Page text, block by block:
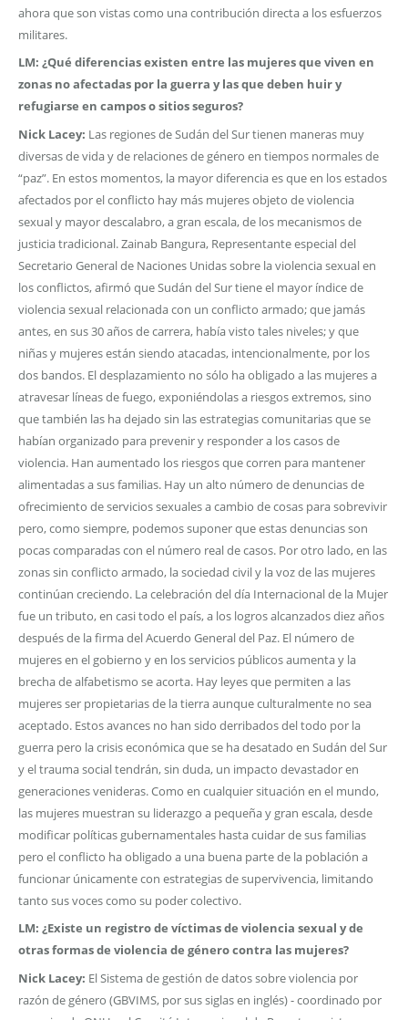
ahora que son vistas como una contribución directa a los esfuerzos
militares.
LM: ¿Qué diferencias existen entre las mujeres que viven en
zonas no afectadas por la guerra y las que deben huir y
refugiarse en campos o sitios seguros?
Nick Lacey: Las regiones de Sudán del Sur tienen maneras muy
diversas de vida y de relaciones de género en tiempos normales de
“paz”. En estos momentos, la mayor diferencia es que en los estados
afectados por el conflicto hay más mujeres objeto de violencia
sexual y mayor descalabro, a gran escala, de los mecanismos de
justicia tradicional. Zainab Bangura, Representante especial del
Secretario General de Naciones Unidas sobre la violencia sexual en
los conflictos, afirmó que Sudán del Sur tiene el mayor índice de
violencia sexual relacionada con un conflicto armado; que jamás
antes, en sus 30 años de carrera, había visto tales niveles; y que
niñas y mujeres están siendo atacadas, intencionalmente, por los
dos bandos. El desplazamiento no sólo ha obligado a las mujeres a
atravesar líneas de fuego, exponiéndolas a riesgos extremos, sino
que también las ha dejado sin las estrategias comunitarias que se
habían organizado para prevenir y responder a los casos de
violencia. Han aumentado los riesgos que corren para mantener
alimentadas a sus familias. Hay un alto número de denuncias de
ofrecimiento de servicios sexuales a cambio de cosas para sobrevivir
pero, como siempre, podemos suponer que estas denuncias son
pocas comparadas con el número real de casos. Por otro lado, en las
zonas sin conflicto armado, la sociedad civil y la voz de las mujeres
continúan creciendo. La celebración del día Internacional de la Mujer
fue un tributo, en casi todo el país, a los logros alcanzados diez años
después de la firma del Acuerdo General del Paz. El número de
mujeres en el gobierno y en los servicios públicos aumenta y la
brecha de alfabetismo se acorta. Hay leyes que permiten a las
mujeres ser propietarias de la tierra aunque culturalmente no sea
aceptado. Estos avances no han sido derribados del todo por la
guerra pero la crisis económica que se ha desatado en Sudán del Sur
y el trauma social tendrán, sin duda, un impacto devastador en
generaciones venideras. Como en cualquier situación en el mundo,
las mujeres muestran su liderazgo a pequeña y gran escala, desde
modificar políticas gubernamentales hasta cuidar de sus familias
pero el conflicto ha obligado a una buena parte de la población a
funcionar únicamente con estrategias de supervivencia, limitando
tanto sus voces como su poder colectivo.
LM: ¿Existe un registro de víctimas de violencia sexual y de
otras formas de violencia de género contra las mujeres?
Nick Lacey: El Sistema de gestión de datos sobre violencia por
razón de género (GBVIMS, por sus siglas en inglés) - coordinado por